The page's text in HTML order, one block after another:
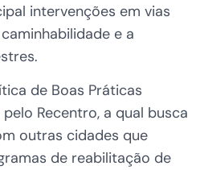
intervenções em vias
e a
de Boas Práticas
Recentro, a qual busca
outras cidades que
de reabilitação de